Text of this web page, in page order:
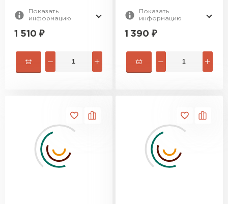
Показать
информацию
1 510 ₽
Показать
информацию
1 390 ₽